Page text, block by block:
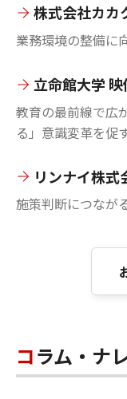
株式会社カカ
業務環境の整備に
立命館大学
教育の最前線で広
る」意識変革を促
リンナイ株式
施策判断につなが
コラム・ナ